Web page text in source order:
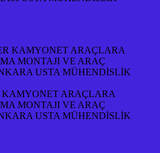
KAMYONET ARAÇLARA
MONTAJI VE ARAÇ
USTA MÜHENDİSLİK